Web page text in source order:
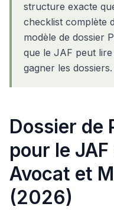
structure exacte
checklist complète
modèle de dossier
que le JAF peut
gagner les dossiers.
Dossier de
pour le
Avocat et
(2026)